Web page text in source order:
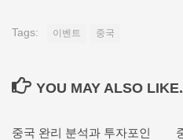
Tags: 이벤트 중국
YOU MAY ALSO
중국 완리 분석과 투자포인